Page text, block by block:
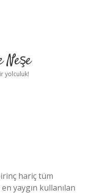
Neşe
yolculuk!
hariç tüm
yaygın kullanılan